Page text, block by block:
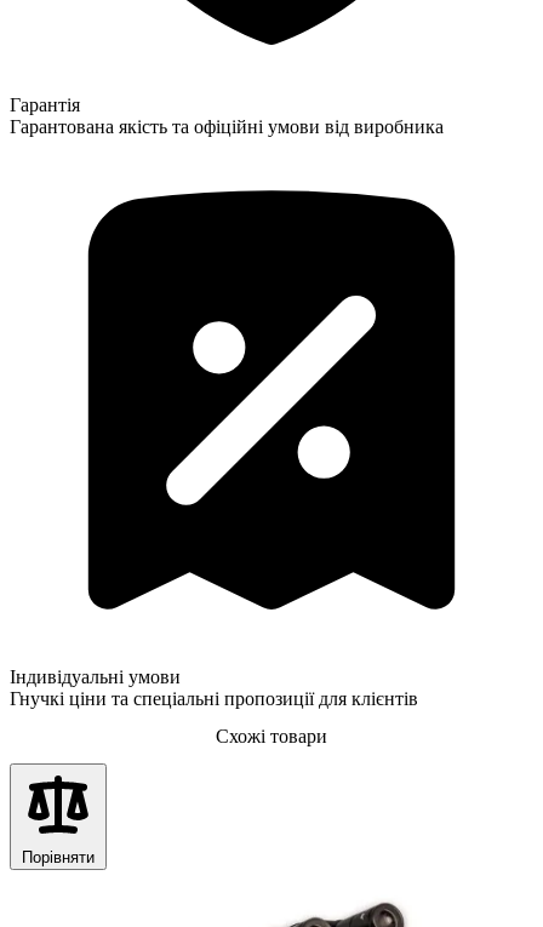
Гарантія
Гарантована якість та офіційні умови від виробника
Індивідуальні умови
Гнучкі ціни та спеціальні пропозиції для клієнтів
Схожі товари
Порівняти